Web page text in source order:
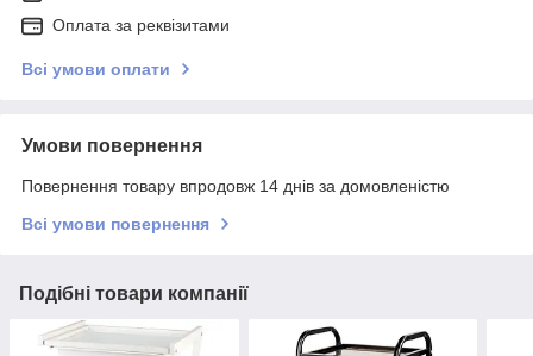
Оплата за реквізитами
Всі умови оплати
Умови повернення
Повернення товару впродовж 14 днів за домовленістю
Всі умови повернення
Подібні товари компанії